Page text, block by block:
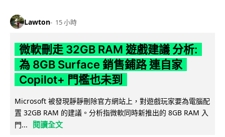
Lawton 15 小時
微軟刪走 32GB RAM 遊戲建議 分析:
為 8GB Surface 銷售鋪路 連自家
Copilot+ 門檻也未到
Microsoft 被發現靜靜刪除官方網站上，對遊戲玩家要為電腦配
置 32GB RAM 的建議。分析指微軟同時新推出的 8GB RAM 入
門...
閱讀全文